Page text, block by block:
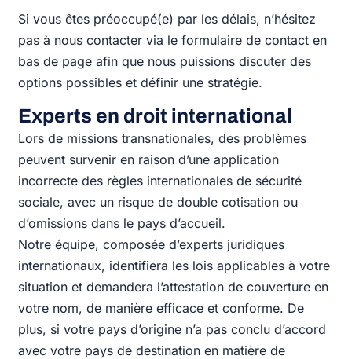
Si vous êtes préoccupé(e) par les délais, n’hésitez
pas à nous contacter via le formulaire de contact en
bas de page afin que nous puissions discuter des
options possibles et définir une stratégie.
Experts en droit international
Lors de missions transnationales, des problèmes
peuvent survenir en raison d’une application
incorrecte des règles internationales de sécurité
sociale, avec un risque de double cotisation ou
d’omissions dans le pays d’accueil.
Notre équipe, composée d’experts juridiques
internationaux, identifiera les lois applicables à votre
situation et demandera l’attestation de couverture en
votre nom, de manière efficace et conforme. De
plus, si votre pays d’origine n’a pas conclu d’accord
avec votre pays de destination en matière de